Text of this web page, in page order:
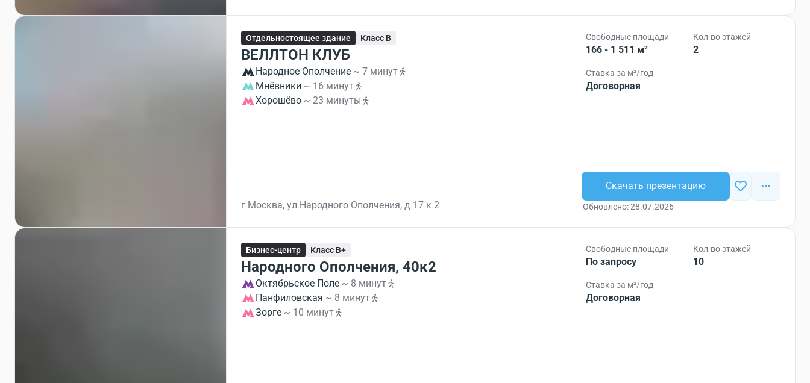
Отдельностоящее здание Класс B
ВЕЛЛТОН КЛУБ
Народное Ополчение ~ 7 минут
Мнёвники ~ 16 минут
Хорошёво ~ 23 минуты
г Москва, ул Народного Ополчения, д 17 к 2
Свободные площади
166 - 1 511 м²
Кол-во этажей
2
Ставка за м²/год
Договорная
Скачать презентацию
Обновлено: 28.07.2026
Бизнес-центр Класс B+
Народного Ополчения, 40к2
Октябрьское Поле ~ 8 минут
Панфиловская ~ 8 минут
Зорге ~ 10 минут
Свободные площади
По запросу
Кол-во этажей
10
Ставка за м²/год
Договорная